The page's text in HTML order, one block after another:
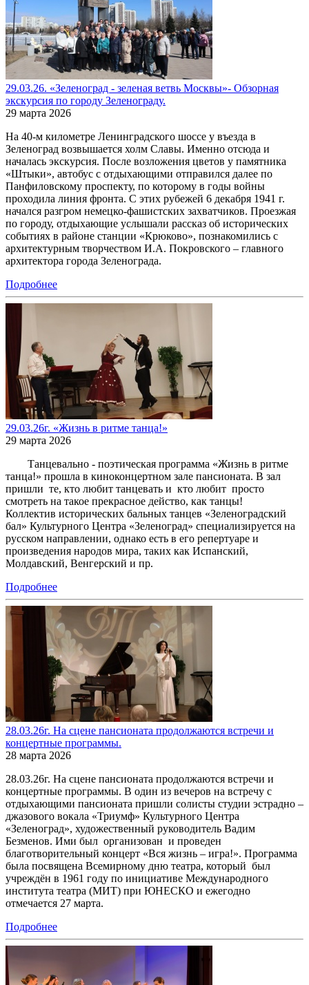
29.03.26. «Зеленоград - зеленая ветвь Москвы»- Обзорная
экскурсия по городу Зеленограду.
29 марта 2026
На 40-м километре Ленинградского шоссе у въезда в
Зеленоград возвышается холм Славы. Именно отсюда и
началась экскурсия. После возложения цветов у памятника
«Штыки», автобус с отдыхающими отправился далее по
Панфиловскому проспекту, по которому в годы войны
проходила линия фронта. С этих рубежей 6 декабря 1941 г.
начался разгром немецко-фашистских захватчиков. Проезжая
по городу, отдыхающие услышали рассказ об исторических
событиях в районе станции «Крюково», познакомились с
архитектурным творчеством И.А. Покровского – главного
архитектора города Зеленограда.
Подробнее
29.03.26г. «Жизнь в ритме танца!»
29 марта 2026
Танцевально - поэтическая программа «Жизнь в ритме
танца!» прошла в киноконцертном зале пансионата. В зал
пришли те, кто любит танцевать и кто любит просто
смотреть на такое прекрасное действо, как танцы!
Коллектив исторических бальных танцев «Зеленоградский
бал» Культурного Центра «Зеленоград» специализируется на
русском направлении, однако есть в его репертуаре и
произведения народов мира, таких как Испанский,
Молдавский, Венгерский и пр.
Подробнее
28.03.26г. На сцене пансионата продолжаются встречи и
концертные программы.
28 марта 2026
28.03.26г. На сцене пансионата продолжаются встречи и
концертные программы. В один из вечеров на встречу с
отдыхающими пансионата пришли солисты студии эстрадно –
джазового вокала «Триумф» Культурного Центра
«Зеленоград», художественный руководитель Вадим
Безменов. Ими был организован и проведен
благотворительный концерт «Вся жизнь – игра!». Программа
была посвящена Всемирному дню театра, который был
учреждён в 1961 году по инициативе Международного
института театра (МИТ) при ЮНЕСКО и ежегодно
отмечается 27 марта.
Подробнее